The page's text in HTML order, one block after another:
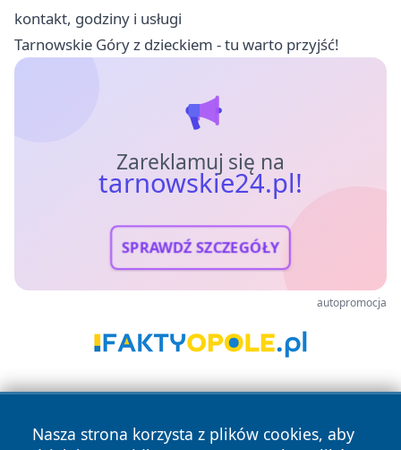
kontakt, godziny i usługi
Tarnowskie Góry z dzieckiem - tu warto przyjść!
Zareklamuj się na
tarnowskie24.pl!
SPRAWDŹ SZCZEGÓŁY
autopromocja
Nasza strona korzysta z plików cookies, aby